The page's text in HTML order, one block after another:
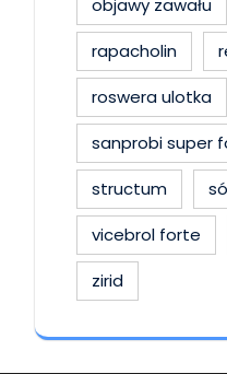
rapacholin
roswera ulotka
sanprobi super
structum
vicebrol forte
zirid